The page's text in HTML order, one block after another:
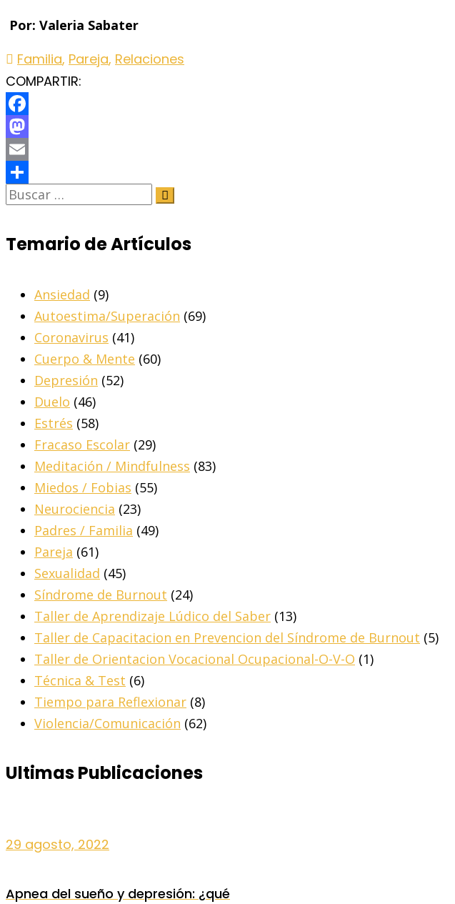
Por: Valeria Sabater
Familia, Pareja, Relaciones
COMPARTIR:
Facebook
Mastodon
Email
Share
Temario de Artículos
Ansiedad (9)
Autoestima/Superación (69)
Coronavirus (41)
Cuerpo & Mente (60)
Depresión (52)
Duelo (46)
Estrés (58)
Fracaso Escolar (29)
Meditación / Mindfulness (83)
Miedos / Fobias (55)
Neurociencia (23)
Padres / Familia (49)
Pareja (61)
Sexualidad (45)
Síndrome de Burnout (24)
Taller de Aprendizaje Lúdico del Saber (13)
Taller de Capacitacion en Prevencion del Síndrome de Burnout (5)
Taller de Orientacion Vocacional Ocupacional-O-V-O (1)
Técnica & Test (6)
Tiempo para Reflexionar (8)
Violencia/Comunicación (62)
Ultimas Publicaciones
29 agosto, 2022
Apnea del sueño y depresión: ¿qué